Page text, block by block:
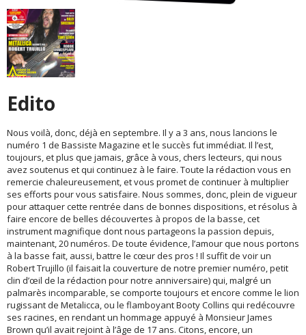
Edito
Nous voilà, donc, déjà en septembre. Il y a 3 ans, nous lancions le
numéro 1 de Bassiste Magazine et le succès fut immédiat. Il l’est,
toujours, et plus que jamais, grâce à vous, chers lecteurs, qui nous
avez soutenus et qui continuez à le faire. Toute la rédaction vous en
remercie chaleureusement, et vous promet de continuer à multiplier
ses efforts pour vous satisfaire. Nous sommes, donc, plein de vigueur
pour attaquer cette rentrée dans de bonnes dispositions, et résolus à
faire encore de belles découvertes à propos de la basse, cet
instrument magnifique dont nous partageons la passion depuis,
maintenant, 20 numéros. De toute évidence, l’amour que nous portons
à la basse fait, aussi, battre le cœur des pros ! Il suffit de voir un
Robert Trujillo (il faisait la couverture de notre premier numéro, petit
clin d’œil de la rédaction pour notre anniversaire) qui, malgré un
palmarès incomparable, se comporte toujours et encore comme le lion
rugissant de Metalicca, ou le flamboyant Booty Collins qui redécouvre
ses racines, en rendant un hommage appuyé à Monsieur James
Brown qu’il avait rejoint à l’âge de 17 ans. Citons, encore, un